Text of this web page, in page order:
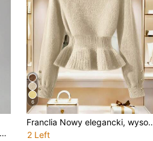
6
Franclia Nowy elegancki, wysokiej
2 Left